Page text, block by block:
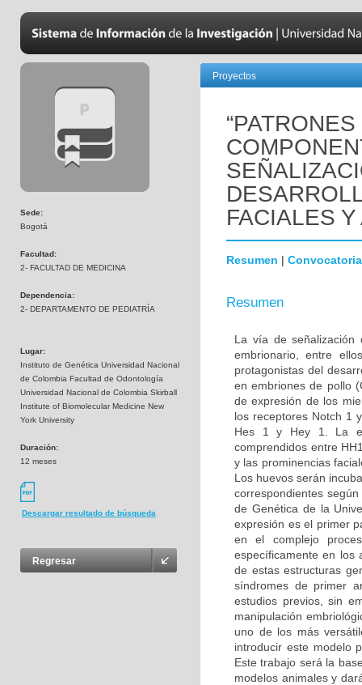
Sede:
Bogotá
Facultad:
2- FACULTAD DE MEDICINA
Dependencia:
2- DEPARTAMENTO DE PEDIATRÍA
Lugar:
Instituto de Genética Universidad Nacional
de Colombia Facultad de Odontología
Universidad Nacional de Colombia Skirball
Institute of Biomolecular Medicine New
York University
Duración:
12 meses
Descargar resultado de búsqueda
Regresar
Proyectos
FACIALES
Resumen | Convocatoria
Resumen
La vía de señalización
embrionario, entre
protagonistas del
en embriones de pollo
de expresión de los
los receptores Notch 1
Hes 1 y Hey 1. La
comprendidos entre
y las prominencias
Los huevos serán
correspondientes
de Genética de la
expresión es el primer
en el complejo
específicamente en los
de estas estructuras
síndromes de primer
estudios previos, sin
manipulación
uno de los más
introducir este modelo
Este trabajo será la
modelos animales y